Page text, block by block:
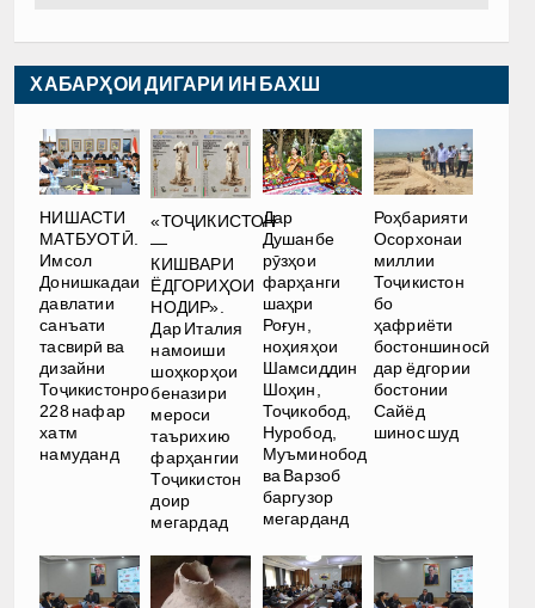
ХАБАРҲОИ ДИГАРИ ИН БАХШ
НИШАСТИ
МАТБУОТӢ.
Имсол
Донишкадаи
давлатии
санъати
тасвирӣ ва
дизайни
Тоҷикистонро
228 нафар
хатм
намуданд
«ТОҶИКИСТОН
—
КИШВАРИ
ЁДГОРИҲОИ
НОДИР».
Дар Италия
намоиши
шоҳкорҳои
беназири
мероси
таърихию
фарҳангии
Тоҷикистон
доир
мегардад
Дар
Душанбе
рӯзҳои
фарҳанги
шаҳри
Роғун,
ноҳияҳои
Шамсиддин
Шоҳин,
Тоҷикобод,
Нуробод,
Муъминобод
ва Варзоб
баргузор
мегарданд
Роҳбарияти
Осорхонаи
миллии
Тоҷикистон
бо
ҳафриёти
бостоншиносӣ
дар ёдгории
бостонии
Сайёд
шинос шуд